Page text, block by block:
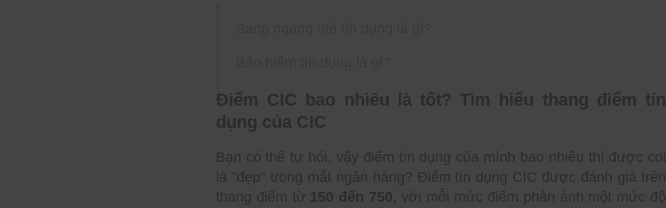
Điểm CIC bao nhiêu là tốt? Tìm hiểu thang điểm tín
dụng của CIC
Bạn có thể tự hỏi, vậy điểm tín dụng của mình bao nhiêu thì được coi
là "đẹp" trong mắt ngân hàng? Điểm tín dụng CIC được đánh giá trên
thang điểm từ 150 đến 750, với mỗi mức điểm phản ánh một mức độ